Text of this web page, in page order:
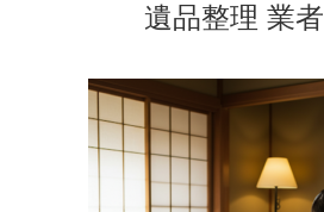
遺品整理 業